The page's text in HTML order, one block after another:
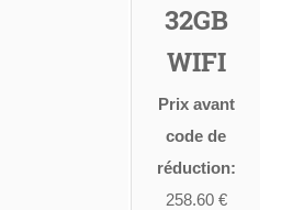
32GB
WIFI
Prix avant
code de
réduction:
258.60 €